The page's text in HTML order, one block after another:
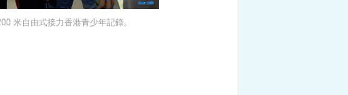
米自由式接力香港青少年記錄。